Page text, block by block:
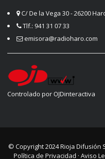
C/ De la Vega 30 - 26200
Tlf.: 941 31 07 33
emisora@radioharo.com
Controlado por OJDinteractiva
© Copyright 2024Rioja Difusión
Política de Privacidad · Aviso